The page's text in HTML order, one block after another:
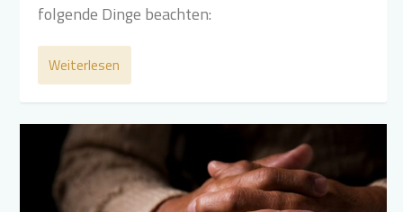
folgende Dinge beachten:
Weiterlesen